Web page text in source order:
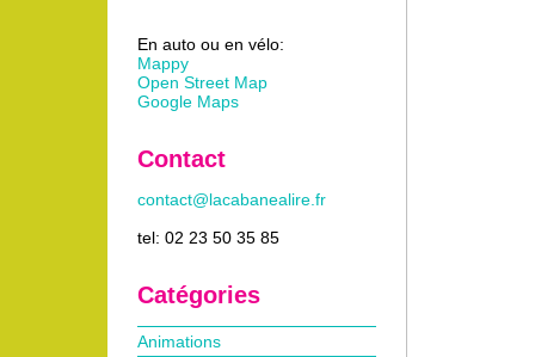
En auto ou en vélo:
Mappy
Open Street Map
Google Maps
Contact
contact@lacabanealire.fr
tel: 02 23 50 35 85
Catégories
Animations